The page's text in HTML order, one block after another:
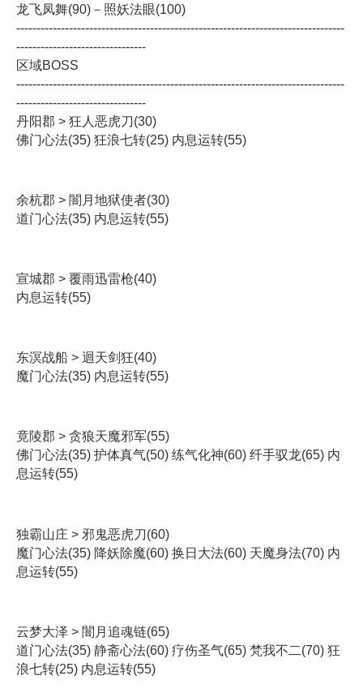
龙飞凤舞(90)－照妖法眼(100)
---------------------------------------------------------------------------------
--------------------------------
区域BOSS
---------------------------------------------------------------------------------
--------------------------------
丹阳郡 > 狂人恶虎刀(30)
佛门心法(35) 狂浪七转(25) 内息运转(55)
余杭郡 > 闇月地狱使者(30)
道门心法(35) 内息运转(55)
宣城郡 > 覆雨迅雷枪(40)
内息运转(55)
东溟战船 > 迴天剑狂(40)
魔门心法(35) 内息运转(55)
竟陵郡 > 贪狼天魔邪军(55)
佛门心法(35) 护体真气(50) 练气化神(60) 纤手驭龙(65) 内
息运转(55)
独霸山庄 > 邪鬼恶虎刀(60)
魔门心法(35) 降妖除魔(60) 换日大法(60) 天魔身法(70) 内
息运转(55)
云梦大泽 > 闇月追魂链(65)
道门心法(35) 静斋心法(60) 疗伤圣气(65) 梵我不二(70) 狂
浪七转(25) 内息运转(55)